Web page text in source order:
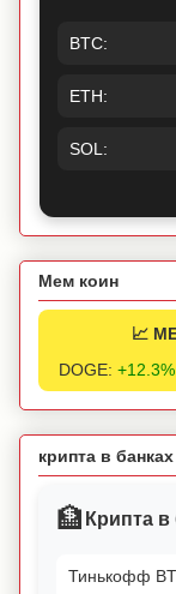
BTC:
ETH:
SOL:
Мем коин
📈
DOGE: +12.3%
крипта в банках
🏦 Крипта в
Тинькофф